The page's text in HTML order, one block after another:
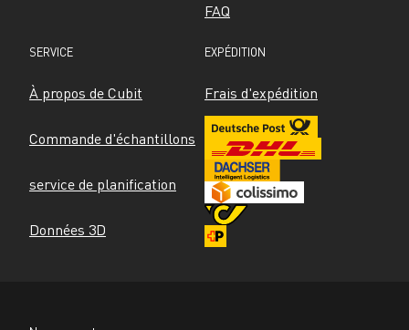
FAQ
SERVICE
À propos de Cubit
Commande d'échantillons
service de planification
Données 3D
EXPÉDITION
Frais d'expédition